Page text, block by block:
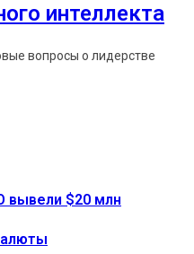
интеллекта
вопросы о лидерстве
вывели $20 млн